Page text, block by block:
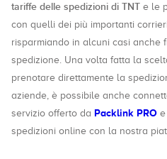
tariffe delle spedizioni di TNT e le
con quelli dei più importanti
risparmiando in alcuni casi anche
spedizione. Una volta fatta la
prenotare direttamente la
aziende, è possibile anche
servizio offerto da Packlink PRO e
spedizioni online con la nostra